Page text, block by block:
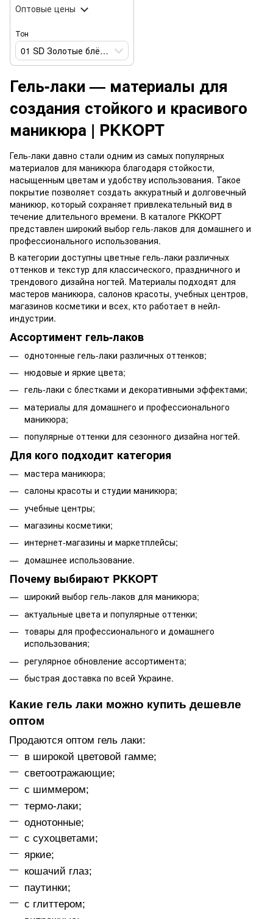
Оптовые цены
Тон
01 SD Золотые блёстки
Гель-лаки — материалы для
создания стойкого и красивого
маникюра | PKKOPT
Гель-лаки давно стали одним из самых популярных
материалов для маникюра благодаря стойкости,
насыщенным цветам и удобству использования. Такое
покрытие позволяет создать аккуратный и долговечный
маникюр, который сохраняет привлекательный вид в
течение длительного времени. В каталоге PKKOPT
представлен широкий выбор гель-лаков для домашнего и
профессионального использования.
В категории доступны цветные гель-лаки различных
оттенков и текстур для классического, праздничного и
трендового дизайна ногтей. Материалы подходят для
мастеров маникюра, салонов красоты, учебных центров,
магазинов косметики и всех, кто работает в нейл-
индустрии.
Ассортимент гель-лаков
однотонные гель-лаки различных оттенков;
нюдовые и яркие цвета;
гель-лаки с блестками и декоративными эффектами;
материалы для домашнего и профессионального
маникюра;
популярные оттенки для сезонного дизайна ногтей.
Для кого подходит категория
мастера маникюра;
салоны красоты и студии маникюра;
учебные центры;
магазины косметики;
интернет-магазины и маркетплейсы;
домашнее использование.
Почему выбирают PKKOPT
широкий выбор гель-лаков для маникюра;
актуальные цвета и популярные оттенки;
товары для профессионального и домашнего
использования;
регулярное обновление ассортимента;
быстрая доставка по всей Украине.
Какие гель лаки можно купить дешевле
оптом
Продаются оптом гель лаки:
в широкой цветовой гамме;
светоотражающие;
с шиммером;
термо-лаки;
однотонные;
с сухоцветами;
яркие;
кошачий глаз;
паутинки;
с глиттером;